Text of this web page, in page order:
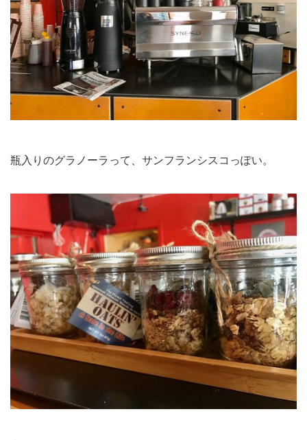
瓶入りのグラノーラって、サンフランシスコっぽい。